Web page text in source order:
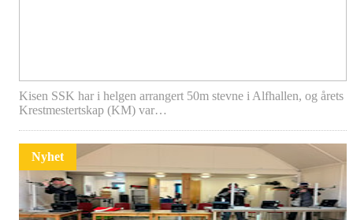
Kisen SSK har i helgen arrangert 50m stevne i Alfhallen, og årets
Krestmestertskap (KM) var…
Nyhet